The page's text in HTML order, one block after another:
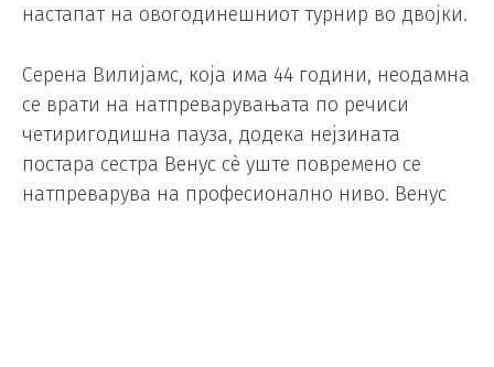
настапат на овогодинешниот турнир во двојки.
Серена Вилијамс, која има 44 години, неодамна
се врати на натпреварувањата по речиси
четиригодишна пауза, додека нејзината
постара сестра Венус сè уште повремено се
натпреварува на професионално ниво. Венус